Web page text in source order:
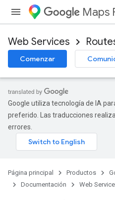
Maps
Web Services
Comenzar
Google utiliza tecnología de IA
preferido. Las traducciones
errores.
Página principal Productos
Documentación
Web